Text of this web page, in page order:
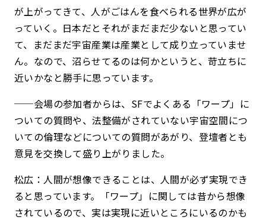
が上がってきて、人がごはんを食べられる世界が広が
っていく。日本だとそれがまだまだ少ないと思ってい
て、まだまだ宇宙産業は産業として成り立っていませ
ん。なので、沼らせてるのは何かというと、苛立ちに
近いかなと勝手に思っています。
──会場の参加者からは、SFでよくある「ワープ」に
ついての質問や、法整備がされていない宇宙空間につ
いての倫理などについての質問があがり、登壇者とも
意見を交換して盛り上がりました。
松広：人間が想像できることは、人間が必ず実現でき
ると思っています。「ワープ」に関しては昔から想像
されているので、実は実現に近いところにいるのかも